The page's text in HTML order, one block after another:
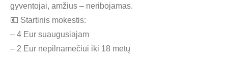
gyventojai, amžius – neribojamas.
💶 Startinis mokestis:
– 4 Eur suaugusiajam
– 2 Eur nepilnamečiui iki 18 metų